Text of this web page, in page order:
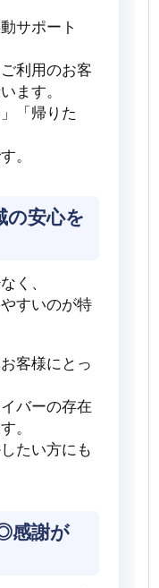
サポート
利用のお客
ます。
「帰りた
。
の安心を
く、
すいのが特
客様にとっ
バーの存在
。
たい方にも
感謝が